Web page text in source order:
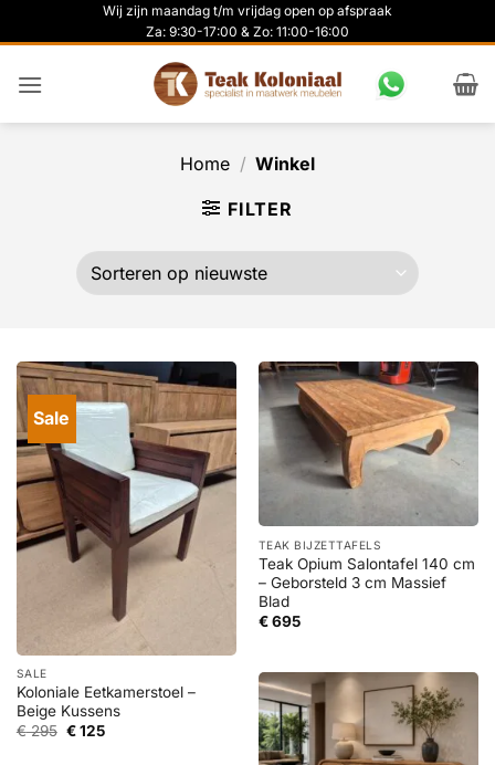
naar
Wij zijn maandag t/m vrijdag open op afspraak
Za: 9:30-17:00 & Zo: 11:00-16:00
Home / Winkel
FILTER
Sale
SALE
Koloniale Eetkamerstoel –
Beige Kussens
€295 Oorspronkelijke
€125Huidige
TEAK BIJZETTAFELS
Teak Opium Salontafel 140 cm
– Geborsteld 3 cm Massief
Blad
€695